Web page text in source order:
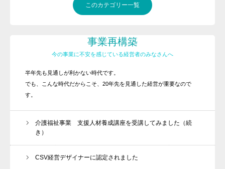
このカテゴリー一覧
事業再構築
今の事業に不安を感じている経営者のみなさんへ
半年先も見通しが利かない時代です。
でも、こんな時代だからこそ、20年先を見通した経営が重要なので
す。
介護福祉事業 支援人材養成講座を受講してみました（続
き）
CSV経営デザイナーに認定されました